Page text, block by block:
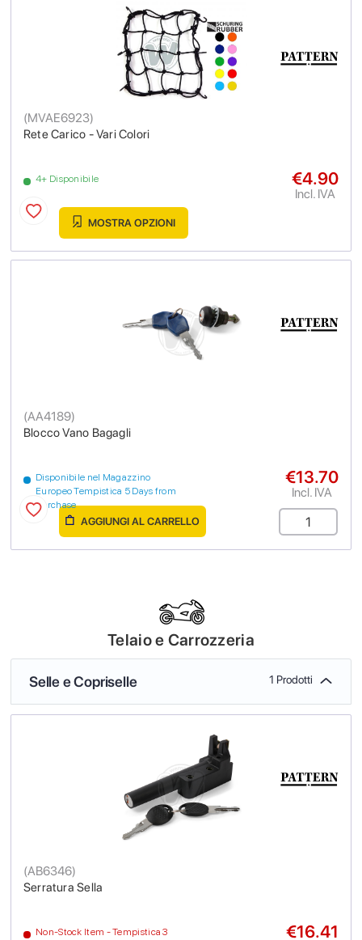
Rete Carico - Vari Colori
(MVAE6923)
4+ Disponibile €4.90
Incl. IVA
MOSTRA OPZIONI
Blocco Vano Bagagli
(AA4189)
Disponibile nel Magazzino
Europeo Tempistica 5 Days from
purchase
€13.70
Incl. IVA
AGGIUNGI AL CARRELLO
Telaio e Carrozzeria
Selle e Copriselle 1 Prodotti
Serratura Sella
(AB6346)
Non-Stock Item - Tempistica 3
€16.41